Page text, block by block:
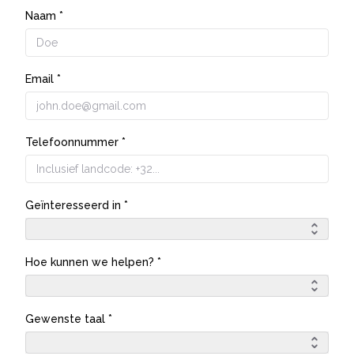
Naam *
Email *
Telefoonnummer *
Geïnteresseerd in *
Hoe kunnen we helpen? *
Gewenste taal *